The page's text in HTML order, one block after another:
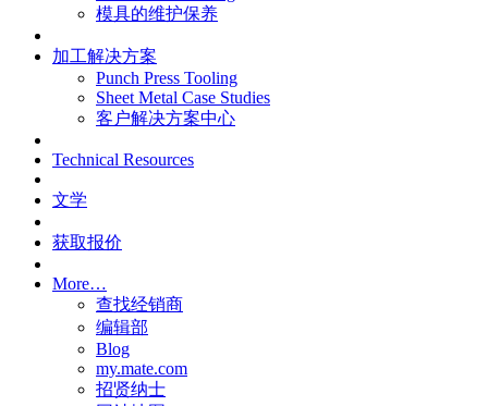
模具的维护保养
加工解决方案
Punch Press Tooling
Sheet Metal Case Studies
客户解决方案中心
Technical Resources
文学
获取报价
More…
查找经销商
编辑部
Blog
my.mate.com
招贤纳士